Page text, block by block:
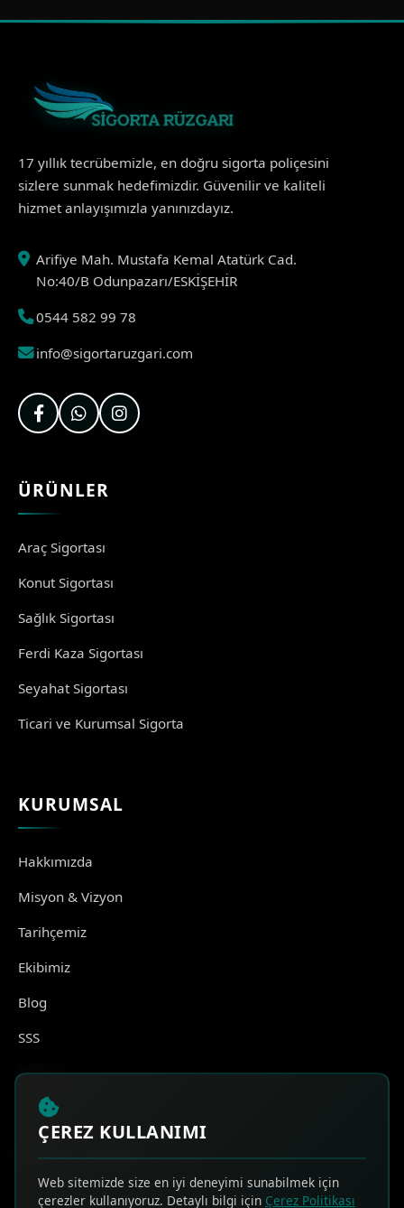
17 yıllık tecrübemizle, en doğru sigorta poliçesini
sizlere sunmak hedefimizdir. Güvenilir ve kaliteli
hizmet anlayışımızla yanınızdayız.
Arifiye Mah. Mustafa Kemal Atatürk Cad.
No:40/B Odunpazarı/ESKİŞEHİR
0544 582 99 78
info@sigortaruzgari.com
ÜRÜNLER
Araç Sigortası
Konut Sigortası
Sağlık Sigortası
Ferdi Kaza Sigortası
Seyahat Sigortası
Ticari ve Kurumsal Sigorta
KURUMSAL
Hakkımızda
Misyon & Vizyon
Tarihçemiz
Ekibimiz
Blog
SSS
İletişim
HIZLI ERİŞİM
ÇEREZ KULLANIMI
Web sitemizde size en iyi deneyimi sunabilmek için
çerezler kullanıyoruz. Detaylı bilgi için Çerez Politikası